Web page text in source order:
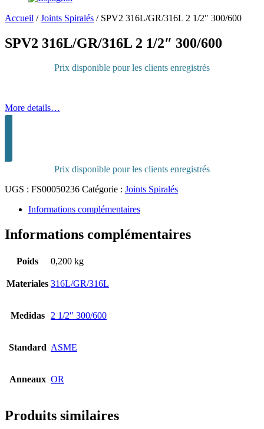
Accueil /Joints Spiralés / SPV2 316L/GR/316L 2 1/2″ 300/600
SPV2 316L/GR/316L 2 1/2″ 300/600
Prix disponible pour les clients enregistrés
More details…
Prix disponible pour les clients enregistrés
UGS : FS00050236 Catégorie : Joints Spiralés
Informations complémentaires
Informations complémentaires
Poids 0,200 kg
Materiales 316L/GR/316L
Medidas 2 1/2″ 300/600
Standard ASME
Anneaux OR
Produits similaires